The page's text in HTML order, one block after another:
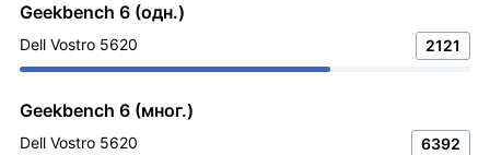
Geekbench 6 (одн.)
Dell Vostro 5620 2121
Geekbench 6 (мног.)
Dell Vostro 5620 6392